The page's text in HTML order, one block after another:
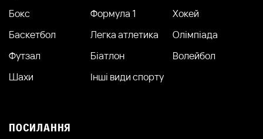
Бокс
Формула 1
Хокей
Баскетбол
Легка атлетика
Олімпіада
Футзал
Біатлон
Волейбол
Шахи
Інші види спорту
ПОСИЛАННЯ